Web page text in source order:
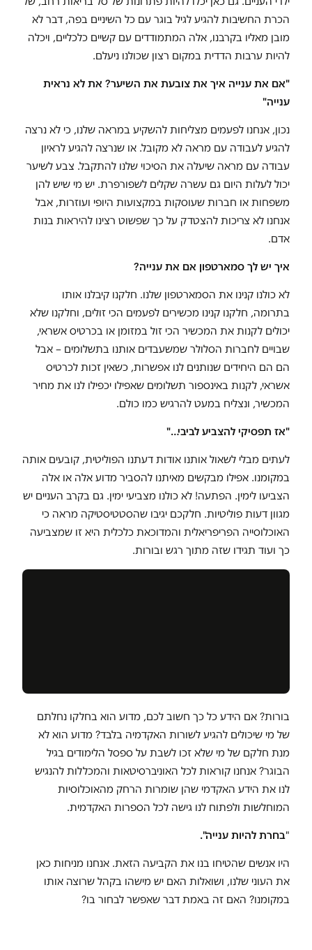
הכרת החשיבות להגיע לגיל בוגר עם כל השיניים בפה, דבר לא
מובן מאליו בקרבנו, אלה המתמודדים עם קשיים כלכליים, ויכלה
להיות ערבות הדדית במקום רצון שכולנו ניעלם.
"אם את ענייה איך את צובעת את השיער? את לא נראית
ענייה"
נכון, אנחנו לפעמים מצליחות להשקיע במראה שלנו, כי לא נרצה
להגיע לעבודה עם מראה לא מקובל. או שנרצה להגיע לראיון
עבודה עם מראה שיעלה את הסיכוי שלנו להתקבל. צבע לשיער
יכול לעלות היום גם עשרה שקלים לשפורפרת. יש מי שיש להן
משפחות או חברות שעוסקות במקצועות היופי ועוזרות, אבל
אנחנו לא צריכות להצטדק על כך שפשוט רצינו להיראות בנות
אדם.
איך יש לך סמארטפון אם את ענייה?
לא כולנו קנינו את הסמארטפון שלנו. חלקנו קיבלנו אותו
בתרומה, חלקנו קנינו מכשירים לפעמים הכי זולים, וחלקנו שלא
יכולים לקנות את המכשיר הכי זול במזומן או בכרטיס אשראי,
שבויים לחברות הסלולר שמשעבדים אותנו בתשלומים – אבל
הם הם היחידים שנותנים לנו אפשרות, כשאין זכות לכרטיס
אשראי, לקנות באינספור תשלומים שאפילו יכפילו לנו את מחיר
המכשיר, ונצליח במעט להרגיש כמו כולם.
"אז תפסיקי להצביע לביבי…"
לעתים מבלי לשאול אותנו אודות דעתנו הפוליטית, קובעים אותה
במקומנו. אפילו מבקשים מאיתנו להסביר מדוע אלה או אלה
הצביעו לימין. הפתעה! לא כולנו מצביעי ימין. גם בקרב העניים יש
מגוון דעות פוליטיות. חלקכם יגיבו שהסטטיסטיקה מראה כי
האוכלוסייה הפריפריאלית והמדוכאת כלכלית היא זו שמצביעה
כך ועוד תגידו שזה מתוך רגש ובורות.
בורות? אם הידע כל כך חשוב לכם, מדוע הוא בחלקו נחלתם
של מי שיכולים להגיע לשורות האקדמיה בלבד? מדוע הוא לא
מנת חלקם של מי שלא זכו לשבת על ספסל הלימודים בגיל
הבוגר? אנחנו קוראות לכל האוניברסיטאות והמכללות להנגיש
לנו את הידע האקדמי שהן שומרות הרחק מהאוכלוסיות
המוחלשות ולפתוח לנו גישה לכל הספרות האקדמית.
"בחרת להיות ענייה".
היו אנשים שהטיחו בנו את הקביעה הזאת. אנחנו מניחות כאן
את העוני שלנו, ושואלות האם יש מישהו בקהל שרוצה אותו
במקומנו? האם זה באמת דבר שאפשר לבחור בו?